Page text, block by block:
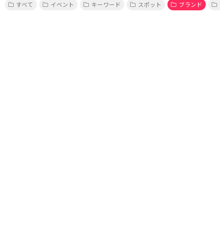
すべて
イベント キーワード スポット ブランド